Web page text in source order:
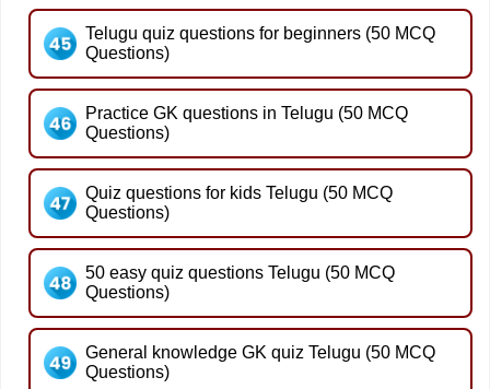
Telugu quiz questions for beginners (50 MCQ
Questions)
Practice GK questions in Telugu (50 MCQ
Questions)
Quiz questions for kids Telugu (50 MCQ
Questions)
50 easy quiz questions Telugu (50 MCQ
Questions)
General knowledge GK quiz Telugu (50 MCQ
Questions)